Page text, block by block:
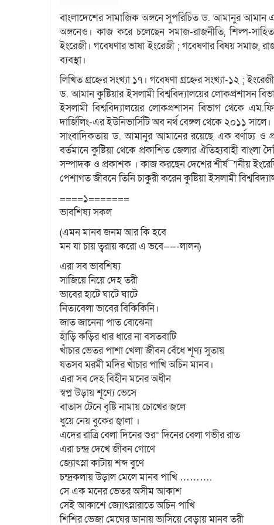
বাংলাদেশের সামাজিক অঙ্গনে সুপরিচিত ড. আমানুর আমান
অঙ্গনেও। কাজ করে চলেছেন সমাজ-রাজনীতি, শিল্প-
ইংরেজী। গবেষণার ভাষা ইংরেজী ; গবেষণার বিষয় সমাজ,
ব্যবস্থা।
লিখিত গ্রহ্নের সংখ্যা ১৭। গবেষণা গ্রহ্নের সংখ্যা-১২ ;
ড. আমান কুষ্টিয়ার ইসলামী বিশ্ববিদ্যালয়ের লোকপ্রশাসন
ইসলামী বিশ্ববিদ্যালয়ের লোকপ্রশাসন বিভাগ থেকে
দার্জিলিং-এর ইউনিভার্সিটি অব নর্থ বেঙ্গল থেকে ২০১১ সালে।
সাংবাদিকতায় ড. আমানুর আমানের রয়েছে এক বর্ণাঢ্য ও
বর্তমানে কুষ্টিয়া থেকে প্রকাশিত জেলার ঐতিহ্যবাহী বাংলা
সম্পাদক ও প্রকাশক । কাজ করছেন দেশের শীর্ষ¯’ানীয়
পেশাগত জীবনে তিনি চাকুরী করেন কুষ্টিয়া ইসলামী
====১=======
ভাবশিষ্য সকল
(এমন মানব জনম আর কি হবে
মন যা চায় ত্বরায় করো এ ভবে——-লালন)
এরা সব ভাবশিষ্য
সাজিয়ে নিয়ে দেহ তরী
ভাবের হাটে ঘাটে ঘাটে
নিত্যবেলা ভাবের বিকিকিনি।
জাত জানেনা পাত বোঝেনা
হাঁড়ি কড়ির ধার ধারে না বসতবাটি
খাঁচার ভেতর পাশা খেলা জীবন বেঁধে শূণ্য সুতায়
যতসব মরমী মদির খাঁচার পাখি অচিন মানব।
এরা সব দেহ বিহীন মনের অধীন
স্বপ্ন উড়ায় শূণ্যে ভেসে
বাতাস টেনে বৃষ্টি নামায় চোখের জলে
ধুয়ে নেয় বুকের জ্বালা ।
এদের রাত্রি বেলা দিনের শুর“ দিনের বেলা গভীর রাত
এরা চন্দ্র দেখে জীবন গোণে
জ্যোৎস্না কাটায় শব্দ বুণে
চন্দ্রকলায় উড়াল মেলে মানব পাখি ……….
সে এক মনের ভেতর অসীম আকাশ
সেই আকাশে জ্যোৎস্নারাতে অচিন পাখি
শিশির ভেজা মেঘের ডানায় ভাসিয়ে বেড়ায় মানব তরী